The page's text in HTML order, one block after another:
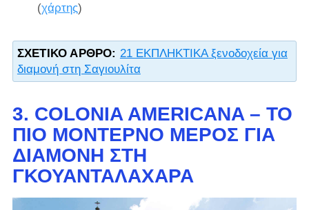
(χάρτης)
ΣΧΕΤΙΚΌ ΆΡΘΡΟ: 21 ΕΚΠΛΗΚΤΙΚΑ ξενοδοχεία για
διαμονή στη Σαγιουλίτα
3. COLONIA AMERICANA – ΤΟ
ΠΙΟ ΜΟΝΤΈΡΝΟ ΜΈΡΟΣ ΓΙΑ
ΔΙΑΜΟΝΉ ΣΤΗ
ΓΚΟΥΑΝΤΑΛΑΧΆΡΑ